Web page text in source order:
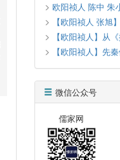
欧阳祯人 陈中 朱
【欧阳祯人 张旭
【欧阳祯人】从
【欧阳祯人】先
微信公众号
儒家网